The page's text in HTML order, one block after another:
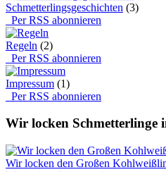
Schmetterlingsgeschichten (3)
Per RSS abonnieren
Regeln (2)
Per RSS abonnieren
Impressum (1)
Per RSS abonnieren
Wir locken Schmetterlinge
Wir locken den Großen